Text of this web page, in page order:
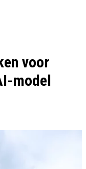
voor
model